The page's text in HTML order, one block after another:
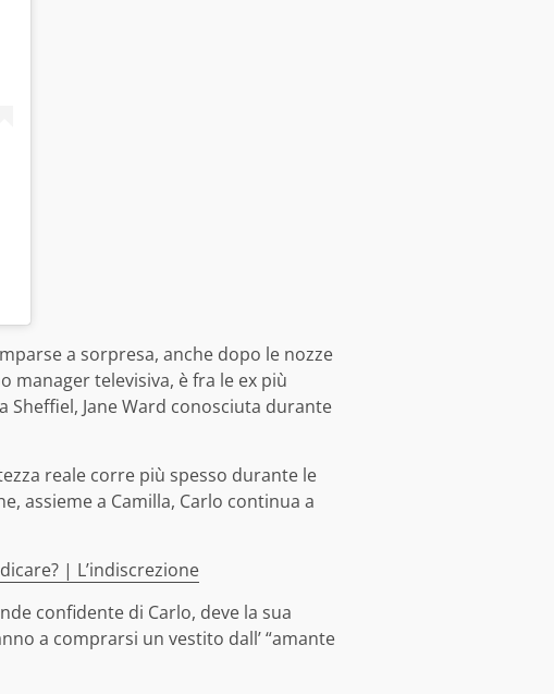
a sorpresa, anche dopo le nozze
manager televisiva, è fra le ex più
Jane Ward conosciuta durante
reale corre più spesso durante le
assieme a Camilla, Carlo continua a
| L’indiscrezione
confidente di Carlo, deve la sua
a comprarsi un vestito dall’ “amante